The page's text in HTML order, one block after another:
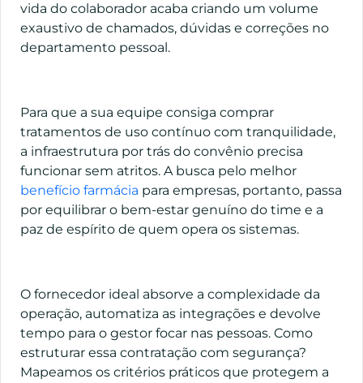
vida do colaborador acaba criando um volume
exaustivo de chamados, dúvidas e correções no
departamento pessoal.
Para que a sua equipe consiga comprar
tratamentos de uso contínuo com tranquilidade,
a infraestrutura por trás do convênio precisa
funcionar sem atritos. A busca pelo melhor
benefício farmácia para empresas, portanto, passa
por equilibrar o bem-estar genuíno do time e a
paz de espírito de quem opera os sistemas.
O fornecedor ideal absorve a complexidade da
operação, automatiza as integrações e devolve
tempo para o gestor focar nas pessoas. Como
estruturar essa contratação com segurança?
Mapeamos os critérios práticos que protegem a